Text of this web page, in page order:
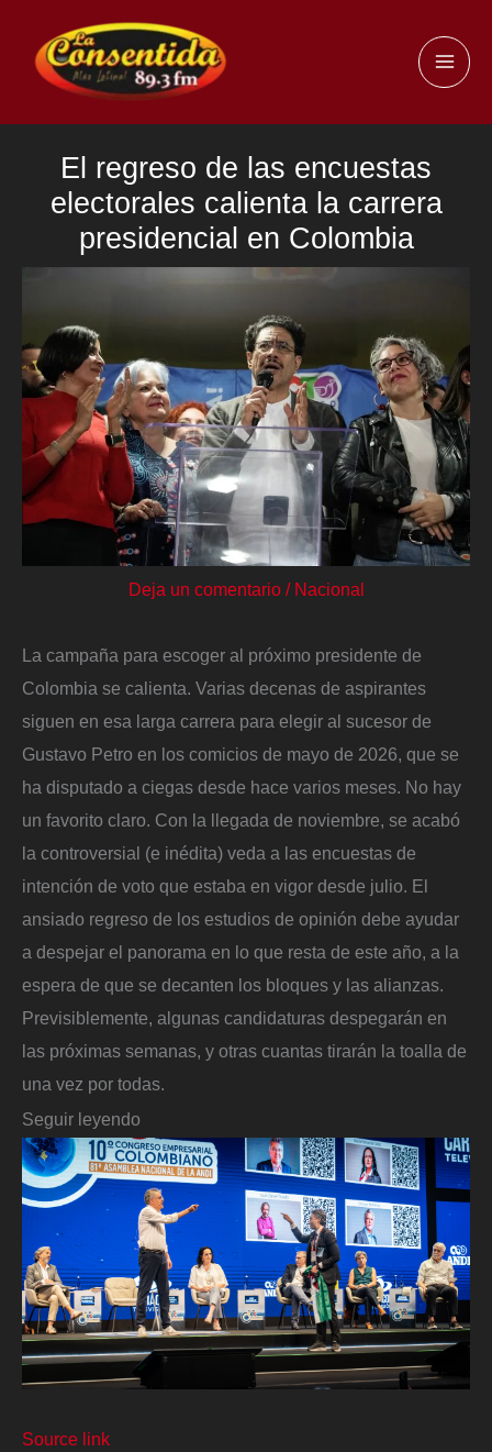
contenido
El regreso de las encuestas
electorales calienta la carrera
presidencial en Colombia
Deja un comentario / Nacional
La campaña para escoger al próximo presidente de
Colombia se calienta. Varias decenas de aspirantes
siguen en esa larga carrera para elegir al sucesor de
Gustavo Petro en los comicios de mayo de 2026, que se
ha disputado a ciegas desde hace varios meses. No hay
un favorito claro. Con la llegada de noviembre, se acabó
la controversial (e inédita) veda a las encuestas de
intención de voto que estaba en vigor desde julio. El
ansiado regreso de los estudios de opinión debe ayudar
a despejar el panorama en lo que resta de este año, a la
espera de que se decanten los bloques y las alianzas.
Previsiblemente, algunas candidaturas despegarán en
las próximas semanas, y otras cuantas tirarán la toalla de
una vez por todas.
Seguir leyendo
Source link